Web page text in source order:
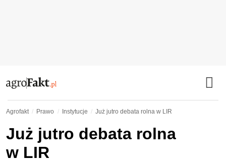
Agrofakt Prawo Instytucje Już jutro debata rolna w LIR
Już jutro debata rolna
w LIR